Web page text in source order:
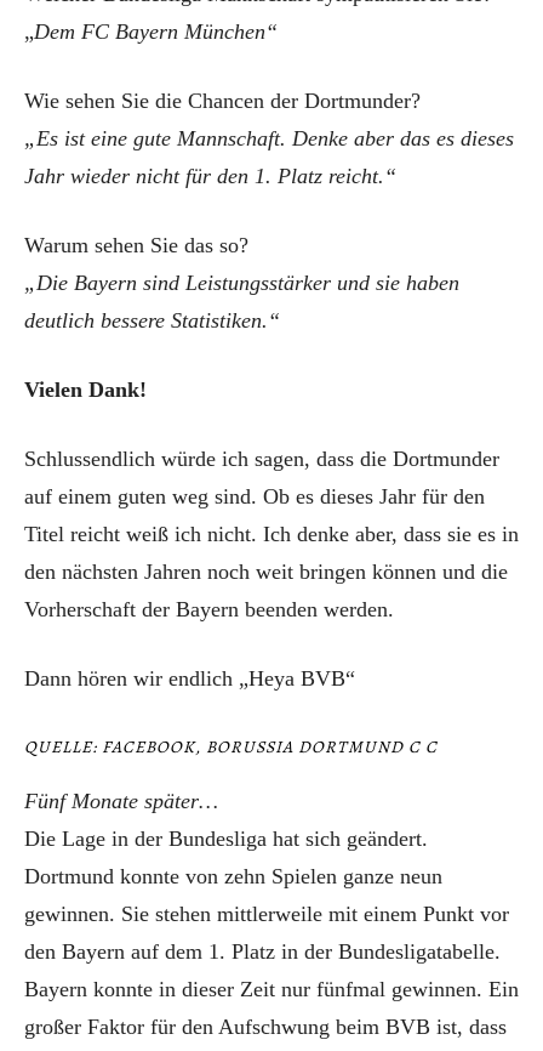
„Dem FC Bayern München“
Wie sehen Sie die Chancen der Dortmunder?
„Es ist eine gute Mannschaft. Denke aber das es dieses
Jahr wieder nicht für den 1. Platz reicht.“
Warum sehen Sie das so?
„Die Bayern sind Leistungsstärker und sie haben
deutlich bessere Statistiken.“
Vielen Dank!
Schlussendlich würde ich sagen, dass die Dortmunder
auf einem guten weg sind. Ob es dieses Jahr für den
Titel reicht weiß ich nicht. Ich denke aber, dass sie es in
den nächsten Jahren noch weit bringen können und die
Vorherschaft der Bayern beenden werden.
Dann hören wir endlich „Heya BVB“
QUELLE: FACEBOOK, BORUSSIA DORTMUND C C
Fünf Monate später…
Die Lage in der Bundesliga hat sich geändert.
Dortmund konnte von zehn Spielen ganze neun
gewinnen. Sie stehen mittlerweile mit einem Punkt vor
den Bayern auf dem 1. Platz in der Bundesligatabelle.
Bayern konnte in dieser Zeit nur fünfmal gewinnen. Ein
großer Faktor für den Aufschwung beim BVB ist, dass